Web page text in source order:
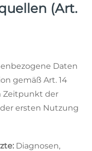
(Art.
Daten
gemäß Art. 14
Zeitpunkt der
ersten Nutzung
Diagnosen,